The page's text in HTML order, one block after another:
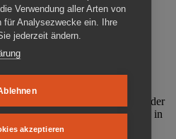
Cottbus ist ein Ort
nah und
DDR gründeten im Oktober
Cottbus e. V. (MRZ), der
Gefängnisses (1860-2002) in
der Gedenkstätte Zuchthaus
Verwendung aller Arten von
für Analysezwecke ein. Ihre
jederzeit ändern.
akzeptieren